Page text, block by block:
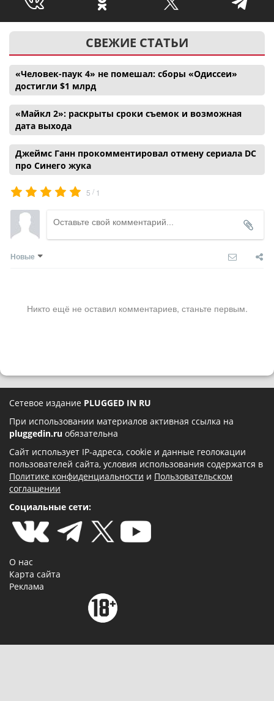
СВЕЖИЕ СТАТЬИ
«Человек-паук 4» не помешал: сборы «Одиссеи»
достигли $1 млрд
«Майкл 2»: раскрыты сроки съемок и возможная
дата выхода
Джеймс Ганн прокомментировал отмену сериала DC
про Синего жука
5 / 1
Новые
Никто ещё не оставил комментариев, станьте первым.
Сетевое издание PLUGGED IN RU
При использовании материалов активная ссылка на
pluggedin.ru обязательна
Сайт использует IP-адреса, cookie и данные геолокации
пользователей сайта, условия использования содержатся в
Политике конфиденциальности и Пользовательском
соглашении
Социальные сети:
О нас
Карта сайта
Реклама